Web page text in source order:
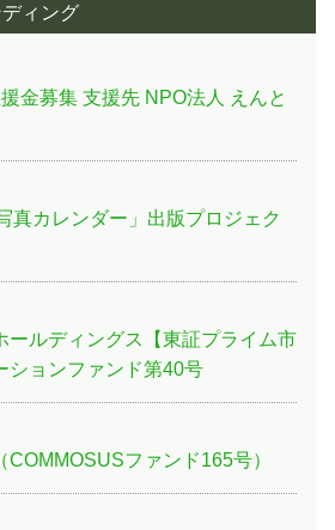
ィング
金募集 支援先 NPO法人 えんと
真カレンダー」出版プロジェク
ールディングス【東証プライム市
ションファンド第40号
COMMOSUSファンド165号）